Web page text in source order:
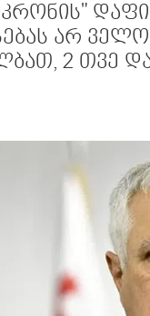
არ
2 თვე